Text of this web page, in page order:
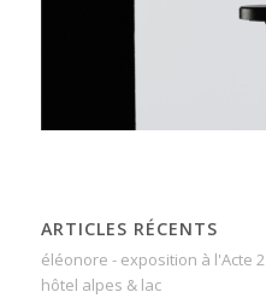
ARTICLES RÉCENTS
éléonore - exposition à l'Acte 2
hôtel alpes & lac